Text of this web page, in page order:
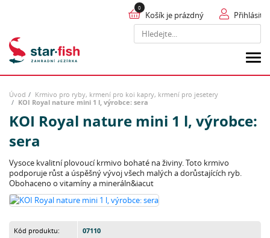
Hledat
Přihlásit
Košík je prázdný
Úvod
Krmivo pro ryby, krmení pro koi kapry, krmení pro jesetery
KOI Royal nature mini 1 l, výrobce: sera
KOI Royal nature mini 1 l, výrobce:
sera
Vysoce kvalitní plovoucí krmivo bohaté na živiny. Toto krmivo
podporuje růst a úspěšný vývoj všech malých a dorůstajících ryb.
Obohaceno o vitamíny a mineráln&iacut
Kód produktu: 07110